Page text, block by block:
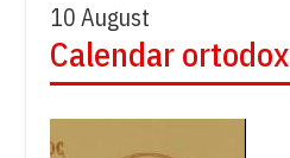
10 August
Calendar ortodox